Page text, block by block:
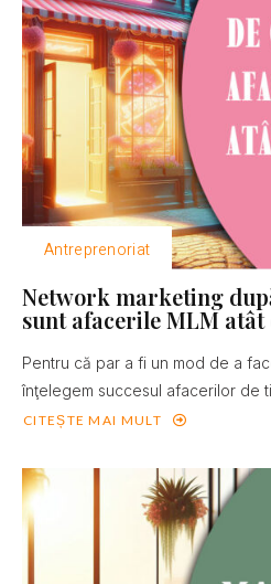
Antreprenoriat
Network marketing
sunt afacerile MLM atât
Pentru că par a fi un mod de a
înţelegem succesul afacerilor de
CITEȘTE MAI MULT